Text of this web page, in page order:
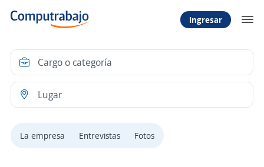
Ingresar
La empresa Entrevistas Fotos